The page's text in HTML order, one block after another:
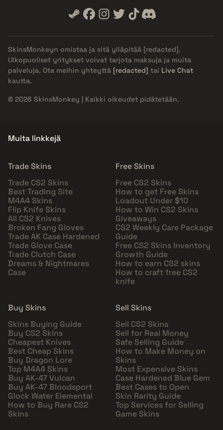
SkinsMonkeyn omistaa ja sitä ylläpitää [redacted].
Ulkopuoliset yritykset voivat tarjota maksuja ja muita
palveluja. Ota meihin yhteyttä [redacted] tai Live Chat
kautta.
© 2026 SkinsMonkey | Kaikki oikeudet pidätetään.
Muita linkkejä
Trade Skins
Trade CS2 Skins
Best Trading Site
M4A4 Skins
Flip Knife Skins
All CS2 Knives
Broken Fang Gloves
Trade AK Case Hardened
Trade Glove Case
Trade Clutch Case
Dreams & Nightmares
Case
Free Skins
Free CS2 Skins
How to get Free Skins
Loadout Under $10
How to Win CS2 Skins
Giveaways
CS2 Weekly Care Package
Guide
Free CS2 Skins Inventory
Growth Guide
How to earn CS2 skins
How to craft free CS2
knife
Buy Skins
Skins Buying Guide
Buy CS2 Skins
Cheapest Knives
Best Cheap Skins
Buy Dragon Lore
Top M4A4 Skins
Buy AK-47 Vulcan
Buy AK-47 Bloodsport
Glock Water Elemental
How to Buy Rare CS2
Skins
Sell Skins
Sell CS2 Skins
Sell for Real Money
Safe Selling Guide
How to Make Money on
Skins
Most Expensive Skins
Case Hardened Blue Gem
Best Cases to Open
Skin Rarity Guide
Top Services for Selling
Game Skins